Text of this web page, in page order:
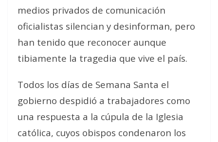
medios privados de comunicación
oficialistas silencian y desinforman, pero
han tenido que reconocer aunque
tibiamente la tragedia que vive el país.
Todos los días de Semana Santa el
gobierno despidió a trabajadores como
una respuesta a la cúpula de la Iglesia
católica, cuyos obispos condenaron los